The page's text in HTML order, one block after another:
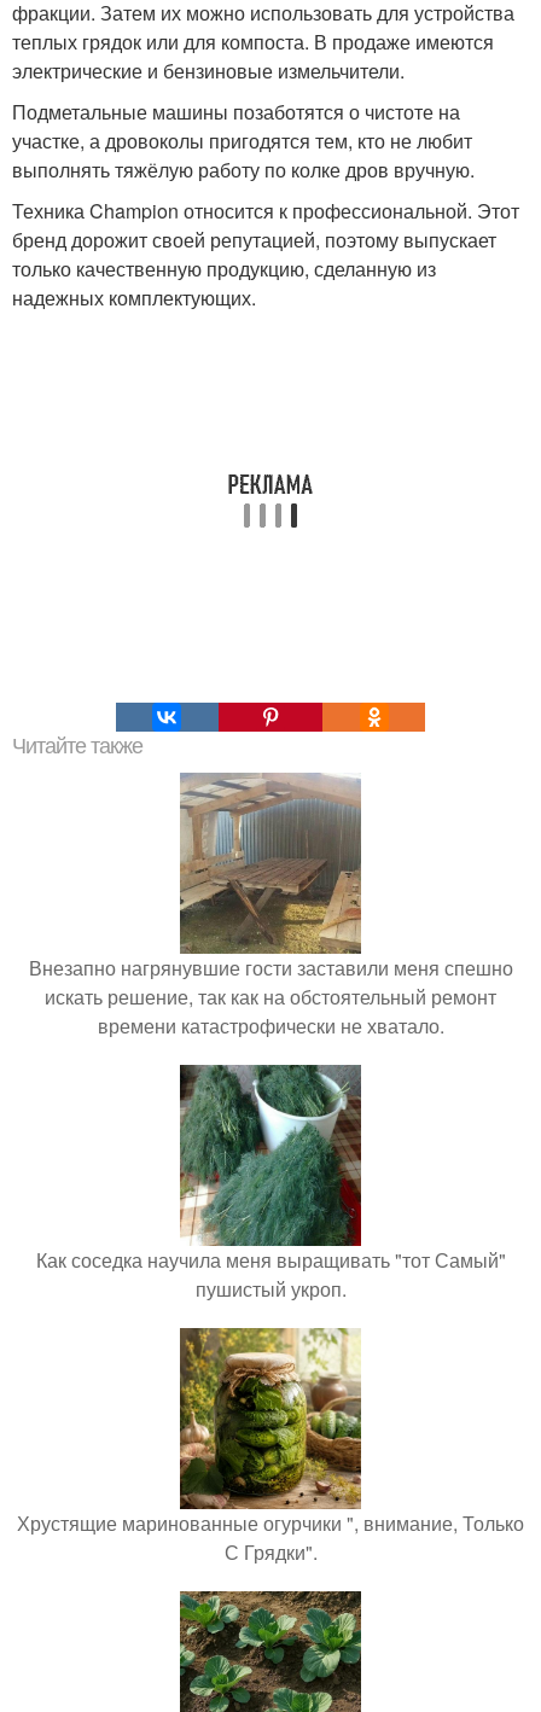
фракции. Затем их можно использовать для устройства
теплых грядок или для компоста. В продаже имеются
электрические и бензиновые измельчители.
Подметальные машины позаботятся о чистоте на
участке, а дровоколы пригодятся тем, кто не любит
выполнять тяжёлую работу по колке дров вручную.
Техника Champion относится к профессиональной. Этот
бренд дорожит своей репутацией, поэтому выпускает
только качественную продукцию, сделанную из
надежных комплектующих.
Читайте также
Внезапно нагрянувшие гости заставили меня спешно
искать решение, так как на обстоятельный ремонт
времени катастрофически не хватало.
Как соседка научила меня выращивать "тот Самый"
пушистый укроп.
Хрустящие маринованные огурчики ", внимание, Только
С Грядки".